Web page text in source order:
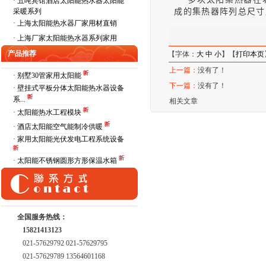
采暖系列
· 上海太阳能热水器厂家用材直销
· 上海厂家太阳能热水器系列家用
产品推荐
· 别墅30管家用太阳能
· 壁挂式平板分体太阳能热水器设备
系...
· 太阳能热水工程模块
· 酒店太阳能空气能制冷供暖
· 家用太阳能光伏发电工程系统设备
· 太阳能不锈钢圆形方形保温水箱
全国服务热线：
15821413123
021-57629792 021-57629795
021-57629789 13564601168
成的集热器阵列总尺
【字体：大 中 小】【打印本页
上一篇：没有了！
下一篇：没有了！
相关文章